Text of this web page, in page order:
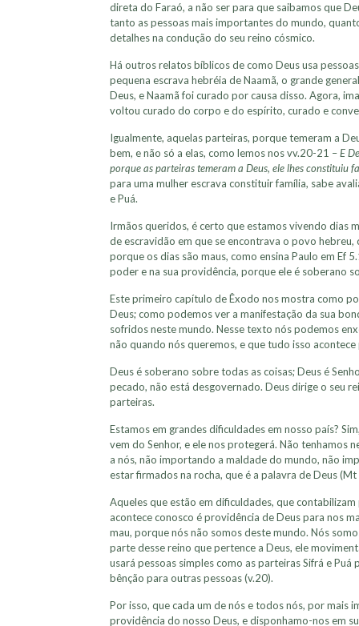
direta do Faraó, a não ser para que saibamos que
tanto as pessoas mais importantes do mundo,
detalhes na condução do seu reino cósmico.
Há outros relatos bíblicos de como Deus usa
pequena escrava hebréia de Naamã, o grande
Deus, e Naamã foi curado por causa disso. Agora,
voltou curado do corpo e do espírito, curado e
Igualmente, aquelas parteiras, porque temeram a
bem, e não só a elas, como lemos nos vv.20-21 –E
porque as parteiras temeram a Deus, ele lhes constituiu
para uma mulher escrava constituir família, sabe
e Puá.
Irmãos queridos, é certo que estamos vivendo dias
de escravidão em que se encontrava o povo
porque os dias são maus, como ensina Paulo em Ef
poder e na sua providência, porque ele é soberano
Este primeiro capítulo de Êxodo nos mostra como
Deus; como podemos ver a manifestação da sua
sofridos neste mundo. Nesse texto nós podemos
não quando nós queremos, e que tudo isso
Deus é soberano sobre todas as coisas; Deus é
pecado, não está desgovernado. Deus dirige o seu
parteiras.
Estamos em grandes dificuldades em nosso país?
vem do Senhor, e ele nos protegerá. Não tenhamos
a nós, não importando a maldade do mundo, não
estar firmados na rocha, que é a palavra de Deus
Aqueles que estão em dificuldades, que
acontece conosco é providência de Deus para nos
mau, porque nós não somos deste mundo. Nós
parte desse reino que pertence a Deus, ele
usará pessoas simples como as parteiras Sifrá e
bênção para outras pessoas (v.20).
Por isso, que cada um de nós e todos nós, por mais
providência do nosso Deus, e disponhamo-nos em